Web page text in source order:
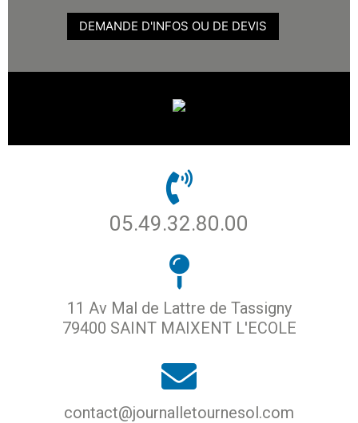
DEMANDE D'INFOS OU DE DEVIS
05.49.32.80.00
11 Av Mal de Lattre de Tassigny
79400 SAINT MAIXENT L'ECOLE
contact@journalletournesol.com